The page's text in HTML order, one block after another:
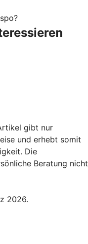
gibt nur
und erhebt somit
Die
Beratung nicht
2026.